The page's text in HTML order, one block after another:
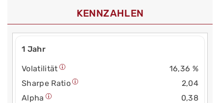
KENNZAHLEN
1 Jahr
Volatilität
16,36 %
Sharpe Ratio
2,04
Alpha
0,38